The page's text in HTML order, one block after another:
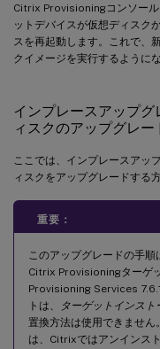
Citrix Provisioningコンソー
ットデバイスが仮想ディスク
スを再起動します。これで、
クイメージを実行するように
インプレースアップ
ィスクのアップグレー
ここでは、インプレースアッ
ィスクをアップグレードする
重要：
このアップグレードの手
Citrix Provisioningターゲ
Provisioning Services
トは、
ターゲットインスト
置換方法は使用できませ
は、Citrixではアンインス